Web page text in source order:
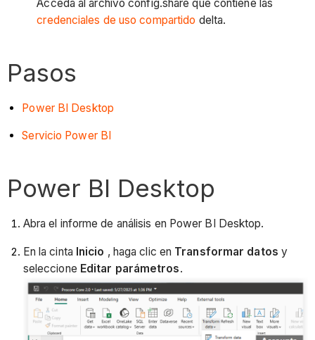
Acceda al archivo config.share que contiene las
credenciales de uso compartido delta.
Pasos
Power BI Desktop
Servicio Power BI
Power BI Desktop
Abra el informe de análisis en Power BI Desktop.
En la cinta Inicio , haga clic en Transformar datos y
seleccione Editar parámetros.